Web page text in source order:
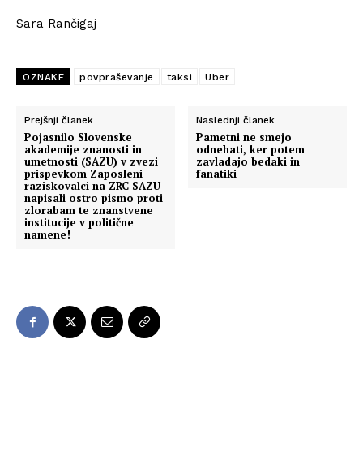
Sara Rančigaj
OZNAKE povpraševanje taksi Uber
Prejšnji članek
Pojasnilo Slovenske
akademije znanosti in
umetnosti (SAZU) v zvezi
prispevkom Zaposleni
raziskovalci na ZRC SAZU
napisali ostro pismo proti
zlorabam te znanstvene
institucije v politične
namene!
Naslednji članek
Pametni ne smejo
odnehati, ker potem
zavladajo bedaki in
fanatiki